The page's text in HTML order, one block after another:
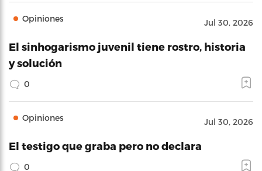
Opiniones Jul 30, 2026
El sinhogarismo juvenil tiene rostro, historia
y solución
0
Opiniones Jul 30, 2026
El testigo que graba pero no declara
0